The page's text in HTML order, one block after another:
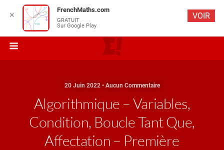
20 Juin 2022 • Aucun Commentaire
Algorithmique – Variables,
Condition, Boucle Tant Que,
Affectation – Première
✕
FrenchMaths.com
GRATUIT
Sur Google Play
VOIR